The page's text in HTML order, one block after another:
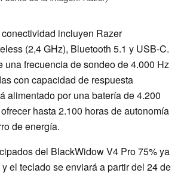
incluyen Razer
(2,4 GHz), Bluetooth 5.1 y USB-C.
una frecuencia de sondeo de 4.000 Hz
con capacidad de respuesta
alimentado por una batería de 4.200
hasta 2.100 horas de autonomía
de energía.
del BlackWidow V4 Pro 75% ya
el teclado se enviará a partir del 24 de